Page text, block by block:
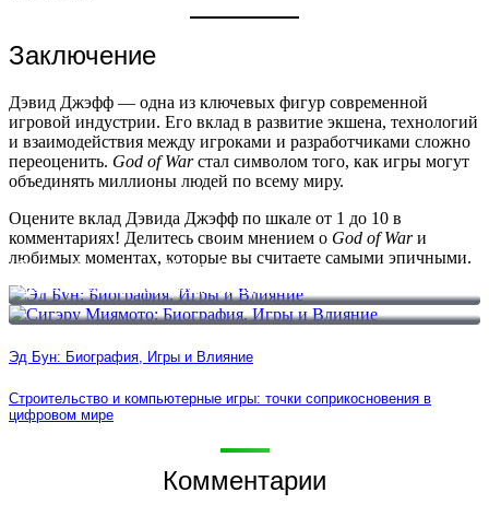
Заключение
Дэвид Джэфф — одна из ключевых фигур современной
игровой индустрии. Его вклад в развитие экшена, технологий
и взаимодействия между игроками и разработчиками сложно
переоценить. God of Warстал символом того, как игры могут
объединять миллионы людей по всему миру.
Оцените вклад Дэвида Джэфф по шкале от 1 до 10 в
комментариях! Делитесь своим мнением о God of Warи
любимых моментах, которые вы считаете самыми эпичными.
Эд Бун: Биография, Игры и Влияние
Сигэру Миямото: Биография, Игры и Влияние
Эд Бун: Биография, Игры и Влияние
Строительство и компьютерные игры: точки соприкосновения в
цифровом мире
Комментарии